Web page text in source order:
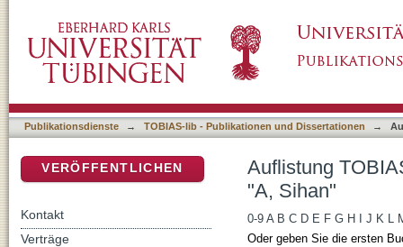
Publikationsdienste → TOBIAS-lib - Publikationen und Dissertationen →
Auflistung
"A, Sihan"
0-9 A B C D E F G H J K L
Oder geben Sie die ersten
VERÖFFENTLICHEN
Kontakt
Verträge